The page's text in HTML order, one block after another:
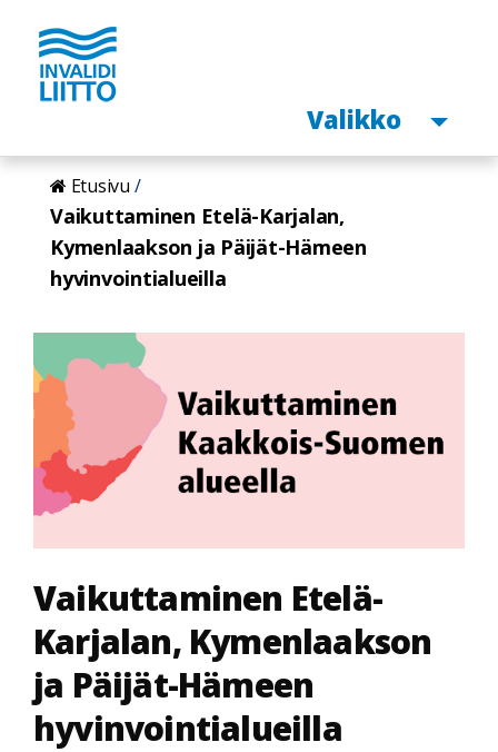
Hyppää
pääsisältöön
Avaa
Valikko
Etusivu
Vaikuttaminen Etelä-Karjalan,
Kymenlaakson ja Päijät-Hämeen
hyvinvointialueilla
Vaikuttaminen Etelä-
Karjalan, Kymenlaakson
ja Päijät-Hämeen
hyvinvointialueilla